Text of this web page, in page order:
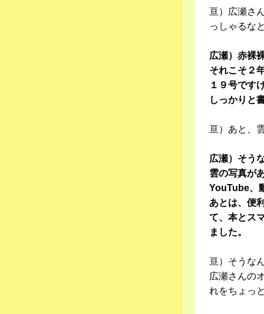
亘）広瀬さ
っしゃるな
広瀬）赤裸
それこそ２
１９号です
しっかりと
亘）あと、
広瀬）そう
雲の写真が
YouTube、
あとは、便
て、本とス
ました。
亘）そうな
広瀬さんの
れをちょっ